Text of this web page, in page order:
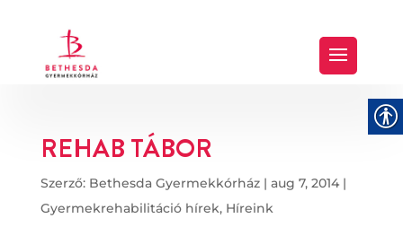
REHAB TÁBOR
Szerző: Bethesda Gyermekkórház| aug 7, 2014|
Gyermekrehabilitáció hírek, Híreink